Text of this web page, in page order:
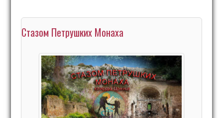
Стазом Петрушких Монаха